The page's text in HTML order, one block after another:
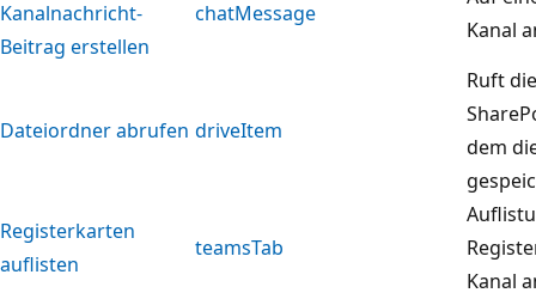
Kanalnachricht-
Beitrag erstellen
chatMessage
Kanal
Dateiordner abrufen driveItem
Ruft
dem
Registerkarten
auflisten
teamsTab
Kanal